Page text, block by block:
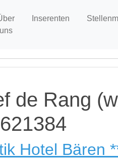
uns
Inserenten
de Rang
Hotel Bären